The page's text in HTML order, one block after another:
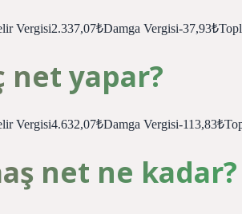
Vergisi2.337,07₺Damga Vergisi-
net yapar?
Vergisi4.632,07₺Damga Vergisi-
net ne kadar?